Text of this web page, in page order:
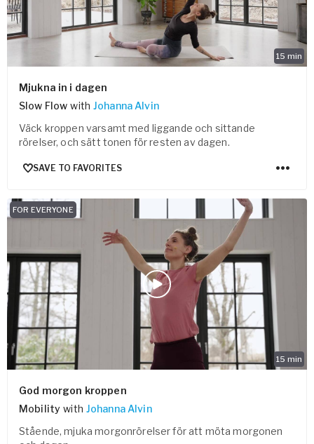
15 min
Mjukna in i dagen
Slow Flow with Johanna Alvin
Väck kroppen varsamt med liggande och sittande
rörelser, och sätt tonen för resten av dagen.
SAVE TO FAVORITES
15 min
FOR EVERYONE
God morgon kroppen
Mobility with Johanna Alvin
Stående, mjuka morgonrörelser för att möta morgonen